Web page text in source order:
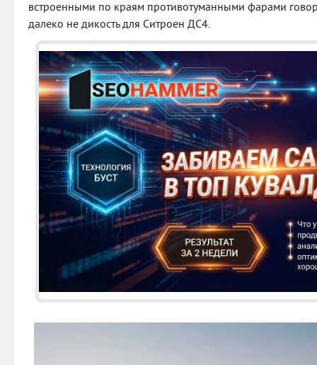
встроенными по краям противотуманными фарами
далеко не дикость для Ситроен ДС4.